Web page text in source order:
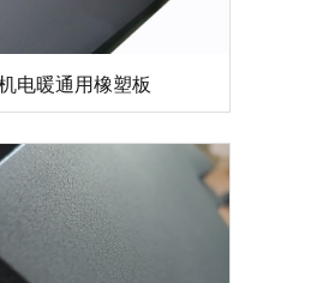
电暖通用橡塑板